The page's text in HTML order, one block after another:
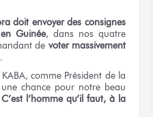
doit envoyer des consignes
Guinée, dans nos quatre
de voter massivement
.
comme Président de la
chance pour notre beau
C’est l’homme qu’il faut, à la